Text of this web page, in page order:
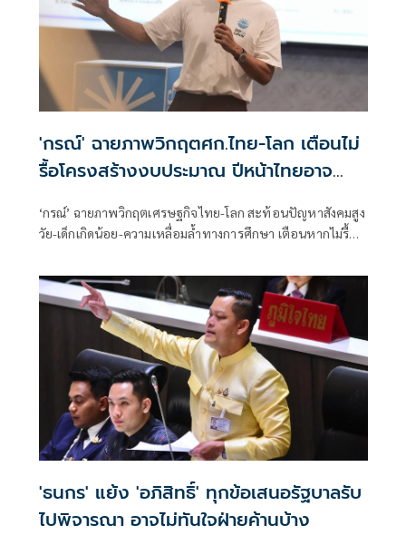
'กรณ์' ฉายภาพวิกฤตศก.ไทย-โลก เตือนไม่
รื้อโครงสร้างงบประมาณ ปีหน้าไทยอาจ
‘กรณ์’ ฉายภาพวิกฤตเศรษฐกิจไทย-โลก สะท้อนปัญหาสังคมสูง
วัย-เด็กเกิดน้อย-ความเหลื่อมล้ำทางการศึกษา เตือนหากไม่รื้อ
สังคายนางบฯ และปฏิรูปการเมืองด่วน
'ธนกร' แย้ง 'อภิสิทธิ์' ทุกข้อเสนอรัฐบาลรับ
ไปพิจารณา อาจไม่ทันใจฝ่ายค้านบ้าง